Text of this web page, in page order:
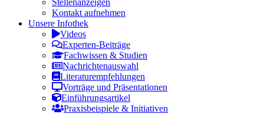
Stellenanzeigen
Kontakt aufnehmen
Unsere Infothek
Videos
Experten-Beiträge
Fachwissen & Studien
Nachrichtenauswahl
Literaturempfehlungen
Vorträge und Präsentationen
Einführungsartikel
Praxisbeispiele & Initiativen